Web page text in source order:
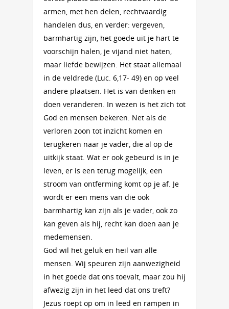
armen, met hen delen, rechtvaardig
handelen dus, en verder: vergeven,
barmhartig zijn, het goede uit je hart te
voorschijn halen, je vijand niet haten,
maar liefde bewijzen. Het staat allemaal
in de veldrede (Luc. 6,17- 49) en op veel
andere plaatsen. Het is van denken en
doen veranderen. In wezen is het zich tot
God en mensen bekeren. Net als de
verloren zoon tot inzicht komen en
terugkeren naar je vader, die al op de
uitkijk staat. Wat er ook gebeurd is in je
leven, er is een terug mogelijk, een
stroom van ontferming komt op je af. Je
wordt er een mens van die ook
barmhartig kan zijn als je vader, ook zo
kan geven als hij, recht kan doen aan je
medemensen.
God wil het geluk en heil van alle
mensen. Wij speuren zijn aanwezigheid
in het goede dat ons toevalt, maar zou hij
afwezig zijn in het leed dat ons treft?
Jezus roept op om in leed en rampen in